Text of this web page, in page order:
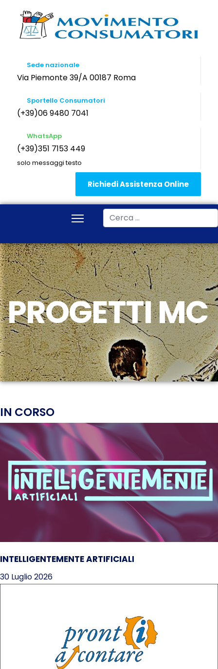
Sede nazionale
Via Piemonte 39/A 00187 Roma
Sportello Consumatori
(+39)06 9480 7041
WhatsApp
(+39)351 7153 449
solo messaggi testo
Richiedi Assistenza Online
Cerca
PROGETTI MC
IN CORSO
INTELLIGENTEMENTE ARTIFICIALI
30 Luglio 2026